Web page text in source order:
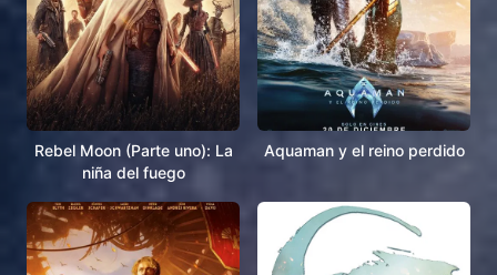
Rebel Moon (Parte uno): La
niña del fuego
Aquaman y el reino perdido